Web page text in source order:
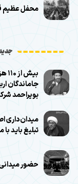
محفل عظیم
جاماندگان
بویراحمد
میدان‌داری
تبلیغ باید
حضور